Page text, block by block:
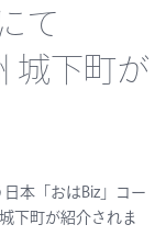
て
城下町が
本「おはBiz」コー
下町が紹介されま